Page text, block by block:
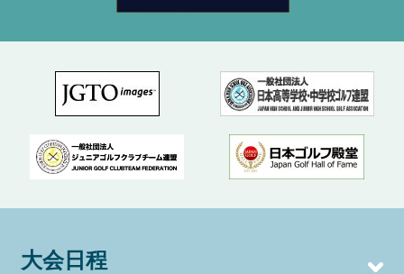
大会日程